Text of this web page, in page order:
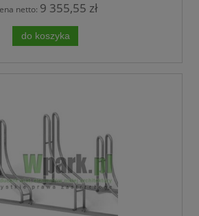
netto: 9 355,55 zł
do koszyka